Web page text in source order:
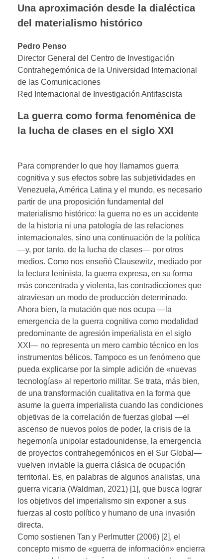
Una aproximación desde la dialéctica
del materialismo histórico
Pedro Penso
Director General del Centro de Investigación
Contrahegemónica de la Universidad Internacional
de las Comunicaciones
Red Internacional de Investigación Antifascista
La guerra como forma fenoménica de
la lucha de clases en el siglo XXI
Para comprender lo que hoy llamamos guerra
cognitiva y sus efectos sobre las subjetividades en
Venezuela, América Latina y el mundo, es necesario
partir de una proposición fundamental del
materialismo histórico: la guerra no es un accidente
de la historia ni una patología de las relaciones
internacionales, sino una continuación de la política
—y, por tanto, de la lucha de clases— por otros
medios. Como nos enseñó Clausewitz, mediado por
la lectura leninista, la guerra expresa, en su forma
más concentrada y violenta, las contradicciones que
atraviesan un modo de producción determinado.
Ahora bien, la mutación que nos ocupa —la
emergencia de la guerra cognitiva como modalidad
predominante de agresión imperialista en el siglo
XXI— no representa un mero cambio técnico en los
instrumentos bélicos. Tampoco es un fenómeno que
pueda explicarse por la simple adición de «nuevas
tecnologías» al repertorio militar. Se trata, más bien,
de una transformación cualitativa en la forma que
asume la guerra imperialista cuando las condiciones
objetivas de la correlación de fuerzas global —el
ascenso de nuevos polos de poder, la crisis de la
hegemonía unipolar estadounidense, la emergencia
de proyectos contrahegemónicos en el Sur Global—
vuelven inviable la guerra clásica de ocupación
territorial. Es, en palabras de algunos analistas, una
guerra vicaria (Waldman, 2021) [1], que busca lograr
los objetivos del imperialismo sin exponer a sus
fuerzas al costo político y humano de una invasión
directa.
Como sostienen Tan y Perlmutter (2006) [2], el
concepto mismo de «guerra de información» encierra